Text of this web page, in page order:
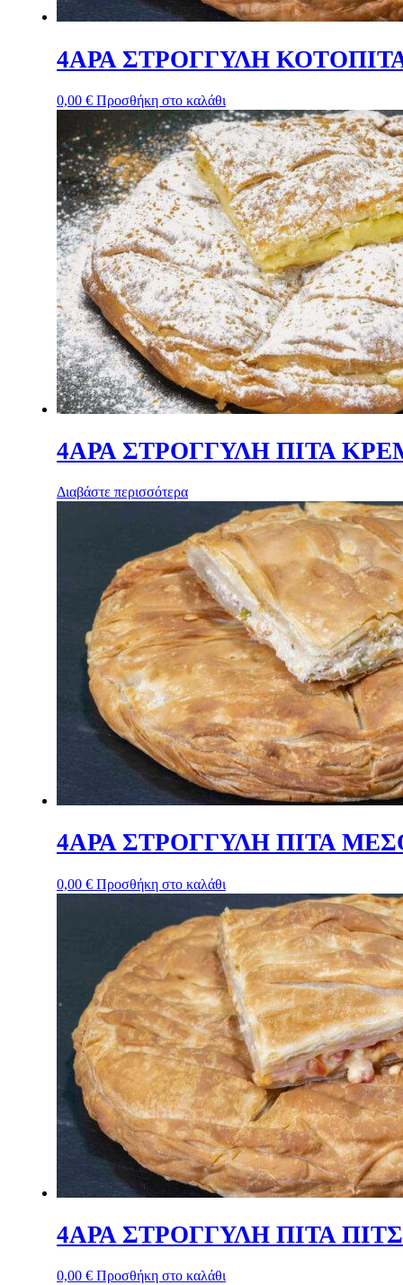
4ΑΡΑ ΣΤΡΟΓΓΥΛΗ
0,00 € Προσθήκη στο καλάθι
4ΑΡΑ ΣΤΡΟΓΓΥΛΗ ΠΙΤΑ
Διαβάστε περισσότερα
4ΑΡΑ ΣΤΡΟΓΓΥΛΗ ΠΙΤΑ
0,00 € Προσθήκη στο καλάθι
4ΑΡΑ ΣΤΡΟΓΓΥΛΗ ΠΙΤΑ
0,00 € Προσθήκη στο καλάθι